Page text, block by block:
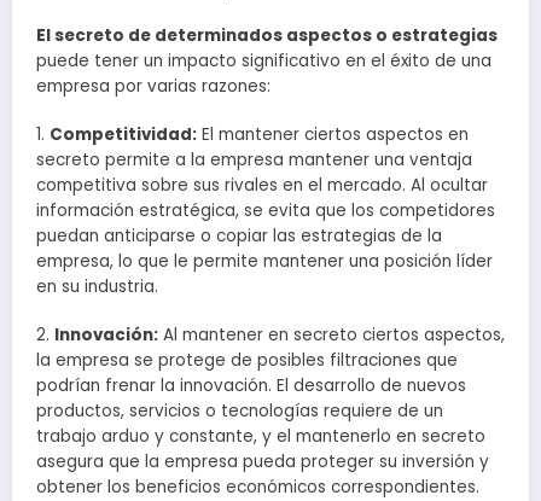
El secreto de determinados aspectos o estrategias
puede tener un impacto significativo en el éxito de una
empresa por varias razones:
1. Competitividad: El mantener ciertos aspectos en
secreto permite a la empresa mantener una ventaja
competitiva sobre sus rivales en el mercado. Al ocultar
información estratégica, se evita que los competidores
puedan anticiparse o copiar las estrategias de la
empresa, lo que le permite mantener una posición líder
en su industria.
2. Innovación: Al mantener en secreto ciertos aspectos,
la empresa se protege de posibles filtraciones que
podrían frenar la innovación. El desarrollo de nuevos
productos, servicios o tecnologías requiere de un
trabajo arduo y constante, y el mantenerlo en secreto
asegura que la empresa pueda proteger su inversión y
obtener los beneficios económicos correspondientes.